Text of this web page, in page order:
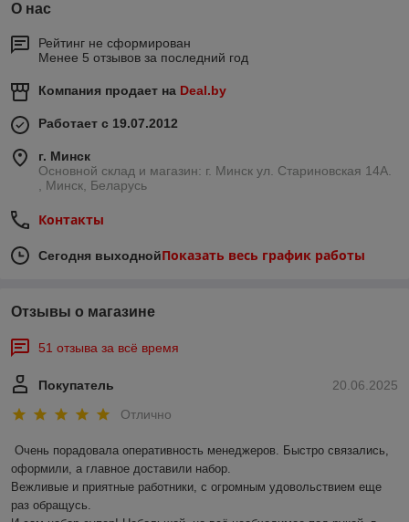
О нас
Рейтинг не сформирован
Менее 5 отзывов за последний год
Компания продает на Deal.by
Работает с 19.07.2012
г. Минск
Основной склад и магазин: г. Минск ул. Стариновская 14А.
, Минск, Беларусь
Контакты
Сегодня выходнойПоказать весь график работы
Отзывы о магазине
51 отзыва за всё время
20.06.2025
Покупатель
Отлично
Очень порадовала оперативность менеджеров. Быстро связались,
оформили, а главное доставили набор.
Вежливые и приятные работники, с огромным удовольствием еще
раз обращусь.